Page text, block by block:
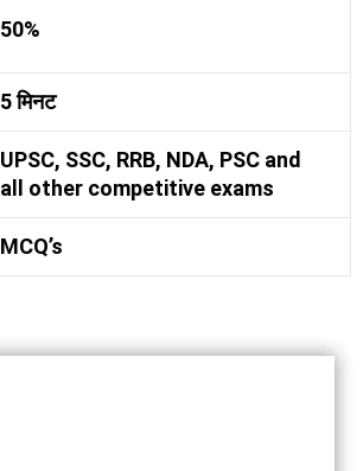
50%
5 मिनट
UPSC, SSC, RRB, NDA, PSC and
all other competitive exams
MCQ’s